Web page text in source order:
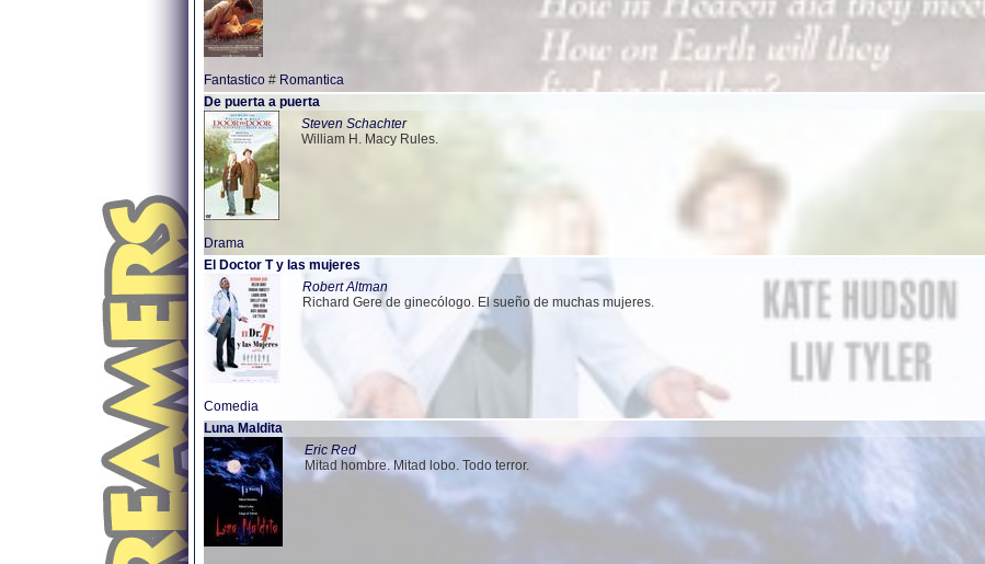
Fantastico # Romantica
De puerta a puerta
Steven Schachter
William H. Macy Rules.
Drama
El Doctor T y las mujeres
Robert Altman
Richard Gere de ginecólogo. El sueño de muchas mujeres.
Comedia
Luna Maldita
Eric Red
Mitad hombre. Mitad lobo. Todo terror.